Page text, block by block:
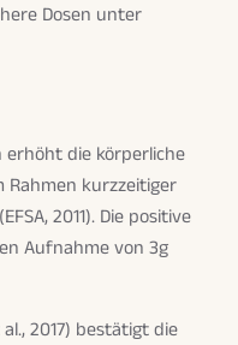
Dosen unter
erhöht die körperliche
Rahmen kurzzeitiger
2011). Die positive
Aufnahme von 3g
2017) bestätigt die